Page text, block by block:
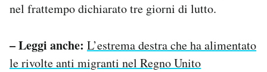
nel frattempo dichiarato tre giorni di lutto.
– Leggi anche: L’estrema destra che ha alimentato
le rivolte anti migranti nel Regno Unito